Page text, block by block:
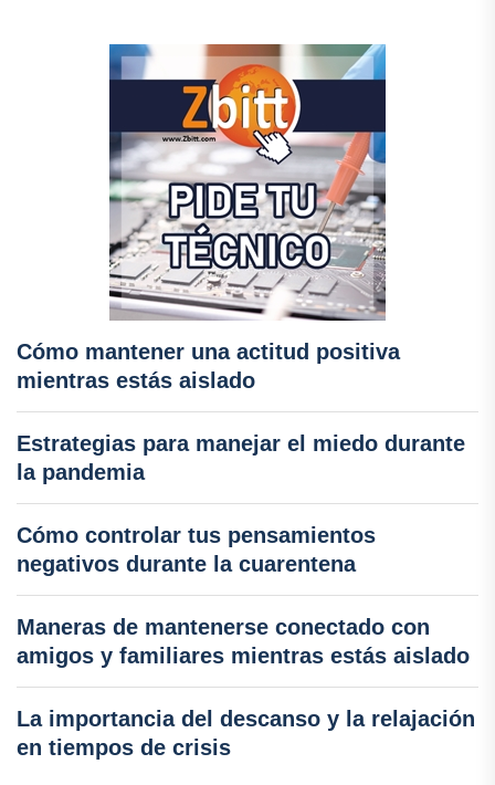
Cómo mantener una actitud positiva
mientras estás aislado
Estrategias para manejar el miedo durante
la pandemia
Cómo controlar tus pensamientos
negativos durante la cuarentena
Maneras de mantenerse conectado con
amigos y familiares mientras estás aislado
La importancia del descanso y la relajación
en tiempos de crisis